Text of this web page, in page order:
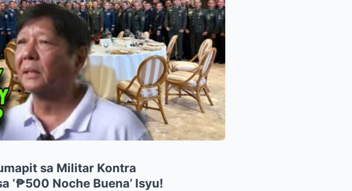
sa Militar Kontra
‘₱500 Noche Buena’ Isyu!